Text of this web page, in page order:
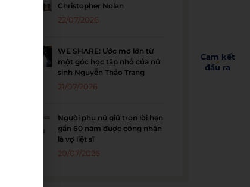
Christopher Nolan
22/07/2026
WE SHARE: Ước mơ lớn từ
một góc học tập nhỏ của nữ
sinh Nguyễn Thảo Trang
21/07/2026
Người phụ nữ giữ trọn lời hẹn
gần 60 năm được công nhận
là vợ liệt sĩ
20/07/2026
Cam kết
đầu ra